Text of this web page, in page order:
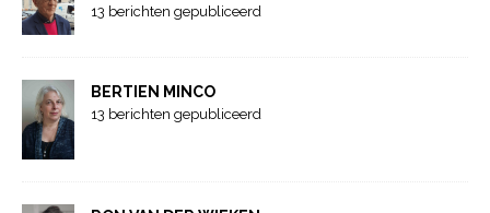
13 berichten gepubliceerd
BERTIEN MINCO
13 berichten gepubliceerd